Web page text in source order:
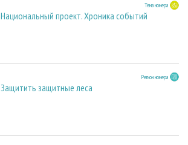
Тема номера
Национальный проект. Хроника событий
Регион номера
Защитить защитные леса